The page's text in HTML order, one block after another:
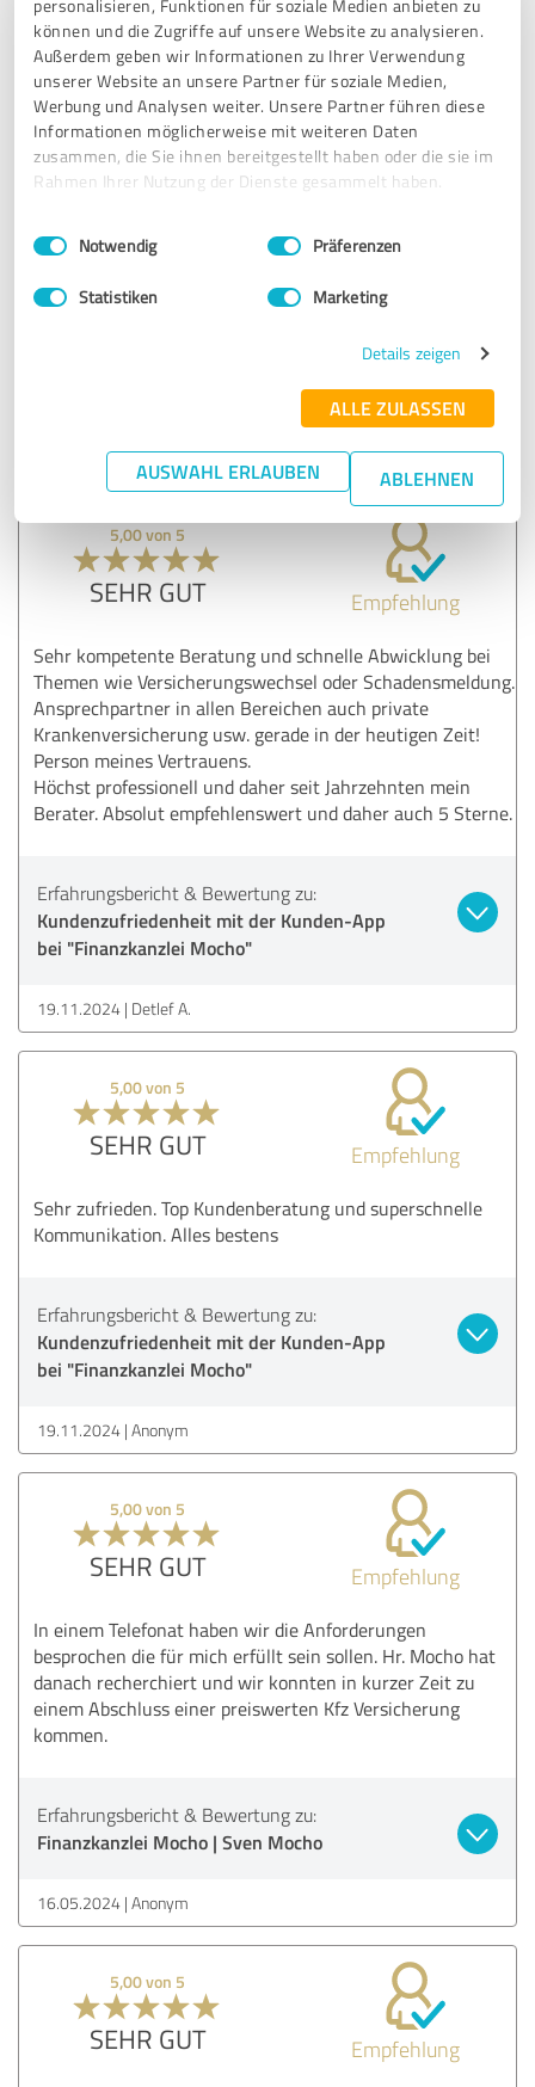
personalisieren, Funktionen für soziale Medien anbieten zu
können und die Zugriffe auf unsere Website zu analysieren.
Außerdem geben wir Informationen zu Ihrer Verwendung
unserer Website an unsere Partner für soziale Medien,
Werbung und Analysen weiter. Unsere Partner führen diese
Informationen möglicherweise mit weiteren Daten
zusammen, die Sie ihnen bereitgestellt haben oder die sie im
Rahmen Ihrer Nutzung der Dienste gesammelt haben.
Impressum Datenschutzbestimmungen
Einwilligungsauswahl
Notwendig Präferenzen
Statistiken Marketing
Details zeigen
ALLE ZULASSEN
AUSWAHL ERLAUBEN ABLEHNEN
20.11.2024 Anonym
5,00 von 5
SEHR GUT
Klappt alles sehr gut.
Kundenzufriedenheit mit der Kunden-App
20.11.2024 Selda T.
5,00 von 5
SEHR GUT Empfehlung
Sehr kompetente Beratung und schnelle Abwicklung bei
Themen wie Versicherungswechsel oder Schadensmeldung.
Ansprechpartner in allen Bereichen auch private
Krankenversicherung usw. gerade in der heutigen Zeit!
Person meines Vertrauens.
Höchst professionell und daher seit Jahrzehnten mein
Berater. Absolut empfehlenswert und daher auch 5 Sterne.
Erfahrungsbericht & Bewertung zu:
Kundenzufriedenheit mit der Kunden-App
bei "Finanzkanzlei Mocho"
19.11.2024 Detlef A.
5,00 von 5
SEHR GUT Empfehlung
Sehr zufrieden. Top Kundenberatung und superschnelle
Kommunikation. Alles bestens
Erfahrungsbericht & Bewertung zu:
Kundenzufriedenheit mit der Kunden-App
bei "Finanzkanzlei Mocho"
19.11.2024 Anonym
5,00 von 5
SEHR GUT Empfehlung
In einem Telefonat haben wir die Anforderungen
besprochen die für mich erfüllt sein sollen. Hr. Mocho hat
danach recherchiert und wir konnten in kurzer Zeit zu
einem Abschluss einer preiswerten Kfz Versicherung
kommen.
Erfahrungsbericht & Bewertung zu:
Finanzkanzlei Mocho | Sven Mocho
16.05.2024 Anonym
5,00 von 5
SEHR GUT Empfehlung